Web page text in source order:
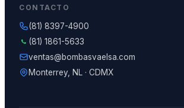
CONTACTO
(81) 8397-4900
(81) 1861-5633
ventas@bombasvaelsa.com
Monterrey, NL · CDMX